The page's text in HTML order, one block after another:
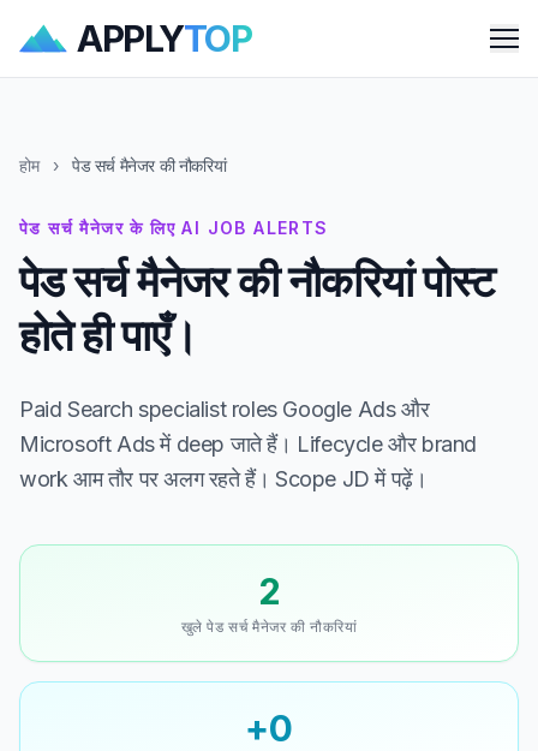
APPLYTOP
होम › पेड सर्च मैनेजर की नौकरियां
पेड सर्च मैनेजर के लिए AI JOB ALERTS
पेड सर्च मैनेजर की नौकरियां पोस्ट
होते ही पाएँ।
Paid Search specialist roles Google Ads और
Microsoft Ads में deep जाते हैं। Lifecycle और brand
work आम तौर पर अलग रहते हैं। Scope JD में पढ़ें।
2
खुले पेड सर्च मैनेजर की नौकरियां
+0